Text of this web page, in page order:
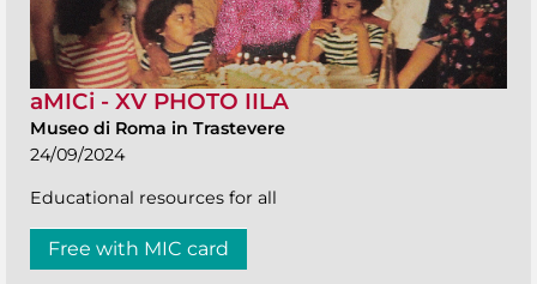
aMICi - XV PHOTO IILA
Museo di Roma in Trastevere
24/09/2024
Educational resources for all
Free with MIC card